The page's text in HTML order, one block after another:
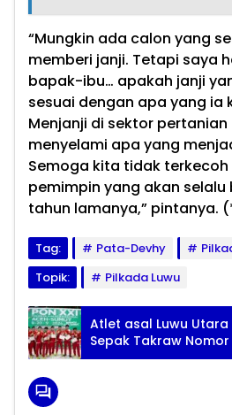
“Mungkin ada calon yang
memberi janji. Tetapi saya
bapak-ibu… apakah janji
sesuai dengan apa yang ia
Menjanji di sektor
menyelami apa yang
Semoga kita tidak
pemimpin yang akan
tahun lamanya,” pintanya.
Tag: Pata-Devhy
Topik:
Pilkada Luwu
Atlet asal Luwu Utara
Sepak Takraw
Team di PON XXI